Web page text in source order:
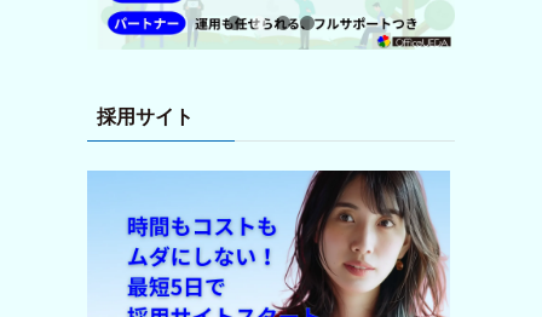
採用サイト